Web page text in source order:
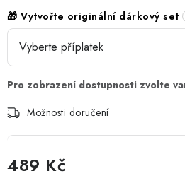
🎁 Vytvořte originální dárkový set
Možnosti doručení
489 Kč